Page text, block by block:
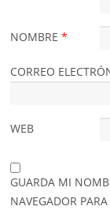
NOMBRE*
CORREO
WEB
GUARDA MI
NAVEGADOR